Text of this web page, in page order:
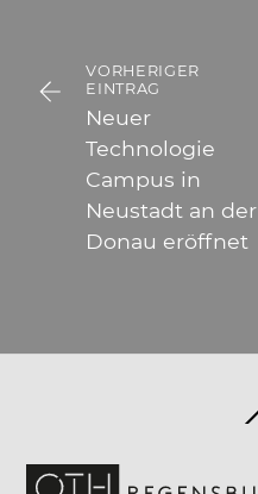
VORHERIGER
EINTRAG
Neuer
Technologie
Campus in
Neustadt an der
Donau eröffnet